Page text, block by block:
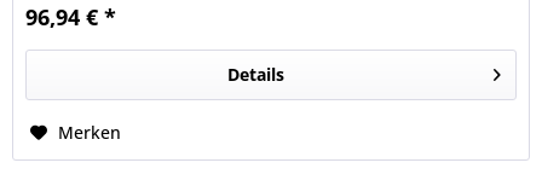
96,94 € *
Details
Merken